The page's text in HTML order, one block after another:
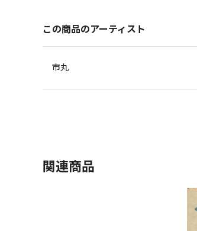
この商品のアーティスト
市丸
関連商品